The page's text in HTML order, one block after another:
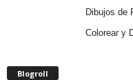
Dibujos de
Colorear y
Blogroll